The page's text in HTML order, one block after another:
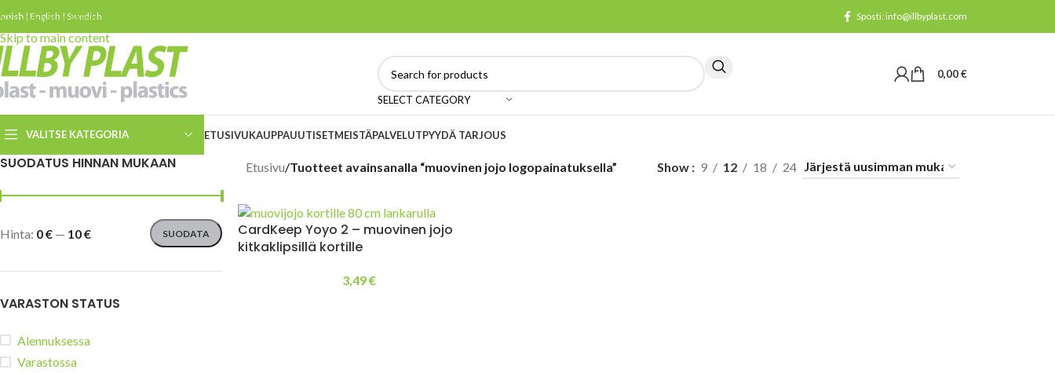
Skip to navigation
Skip to main content
| English | Swedish Sposti: info@illbyplast.com
SELECT CATEGORY
0,00€
VALITSE KATEGORIA
Slice keraamiset
Kierrätetystä materiaalista
leikkureita
Tuulilasi- ja aurinkopaneeli-
ETUSIVUKAUPPAUUTISETMEISTÄPALVELUTPYYDÄ TARJOUS
SUODATUS HINNAN MUKAAN
SUODATA
Hinta: 0 € — 10 €
VARASTON STATUS
Alennuksessa
Varastossa
Etusivu/Tuotteet avainsanalla “muovinen jojo logopainatuksella” Show 9 12 18 24
CardKeep Yoyo 2 – muovinen jojo
kitkaklipsillä kortille
3,49€